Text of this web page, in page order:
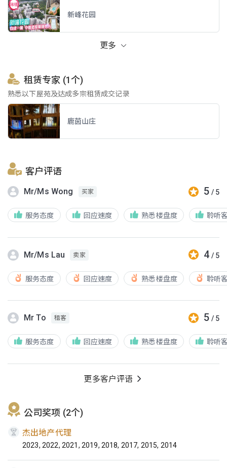
新峰花园
更多
租赁专家 (1个)
熟悉以下屋苑及达成多宗租赁成交记录
鹿茵山庄
客户评语
Mr/Ms Wong 买家 5 / 5
服务态度 回应速度 熟悉楼盘度 聆听
Mr/Ms Lau 卖家 4 / 5
服务态度 回应速度 熟悉楼盘度 聆听
Mr To 租客 5 / 5
服务态度 回应速度 熟悉楼盘度 聆听
更多客户评语
公司奖项 (2个)
杰出地产代理
2023, 2022, 2021, 2019, 2018, 2017, 2015, 2014